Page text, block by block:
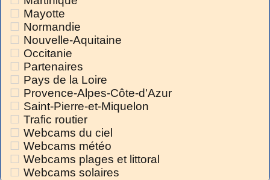
Mayotte
Normandie
Nouvelle-Aquitaine
Occitanie
Partenaires
Pays de la Loire
Provence-Alpes-Côte-d'Azur
Saint-Pierre-et-Miquelon
Trafic routier
Webcams du ciel
Webcams météo
Webcams plages et littoral
Webcams solaires